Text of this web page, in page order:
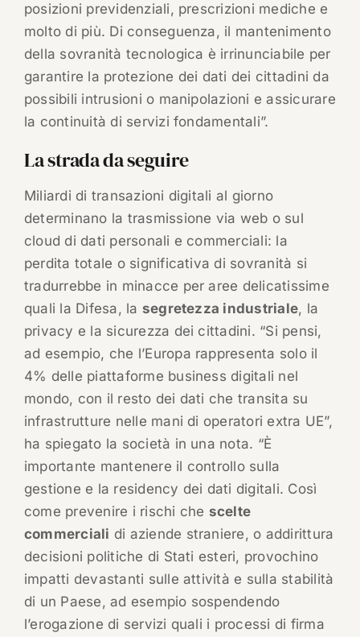
posizioni previdenziali, prescrizioni mediche e
molto di più. Di conseguenza, il mantenimento
della sovranità tecnologica è irrinunciabile per
garantire la protezione dei dati dei cittadini da
possibili intrusioni o manipolazioni e assicurare
la continuità di servizi fondamentali”.
La strada da seguire
Miliardi di transazioni digitali al giorno
determinano la trasmissione via web o sul
cloud di dati personali e commerciali: la
perdita totale o significativa di sovranità si
tradurrebbe in minacce per aree delicatissime
quali la Difesa, la segretezza industriale, la
privacy e la sicurezza dei cittadini. “Si pensi,
ad esempio, che l’Europa rappresenta solo il
4% delle piattaforme business digitali nel
mondo, con il resto dei dati che transita su
infrastrutture nelle mani di operatori extra UE”,
ha spiegato la società in una nota. “È
importante mantenere il controllo sulla
gestione e la residency dei dati digitali. Così
come prevenire i rischi che scelte
commerciali di aziende straniere, o addirittura
decisioni politiche di Stati esteri, provochino
impatti devastanti sulle attività e sulla stabilità
di un Paese, ad esempio sospendendo
l’erogazione di servizi quali i processi di firma